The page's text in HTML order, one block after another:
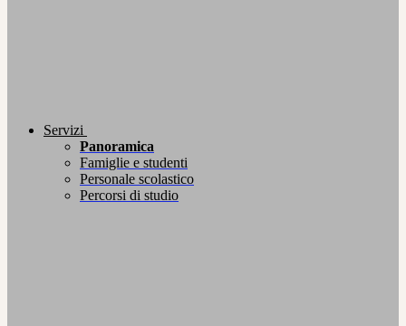
Servizi
Panoramica
Famiglie e studenti
Personale scolastico
Percorsi di studio